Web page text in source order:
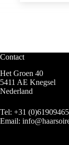
Contact
Het Groen 40
5411 AE Knegsel
Nederland
Tel: +31
Email: